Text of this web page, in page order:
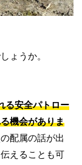
ょうか。
る安全パトロー
機会がありま
配属の話が出
えることも可